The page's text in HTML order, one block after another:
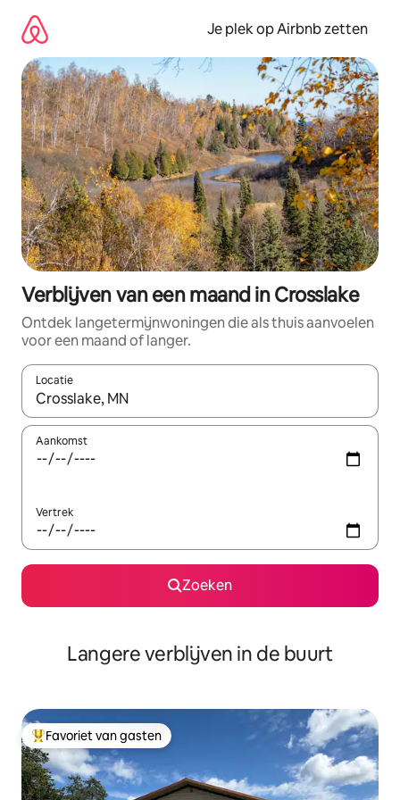
direct
naar
inhoud
Je plek op Airbnb zetten
Verblijven van een maand in Crosslake
Ontdek langetermijnwoningen die als thuis aanvoelen
voor een maand of langer.
Locatie
Wanneer er resultaten beschikbaar zijn, maak je een keuze
Aankomst
Vertrek
Zoeken
Langere verblijven in de buurt
Topfavoriet van gasten
Favoriet van gasten